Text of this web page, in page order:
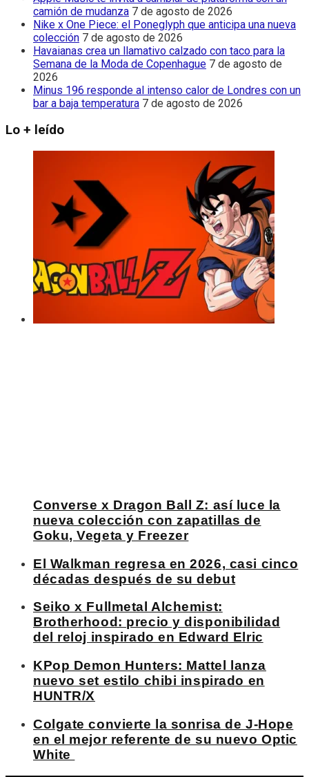
camión de mudanza 7 de agosto de 2026
Nike x One Piece: el Poneglyph que anticipa una nueva
colección 7 de agosto de 2026
Havaianas crea un llamativo calzado con taco para la
Semana de la Moda de Copenhague 7 de agosto de
2026
Minus 196 responde al intenso calor de Londres con un
bar a baja temperatura 7 de agosto de 2026
Lo + leído
Converse x Dragon Ball Z: así luce la
nueva colección con zapatillas de
Goku, Vegeta y Freezer
El Walkman regresa en 2026, casi cinco
décadas después de su debut
Seiko x Fullmetal Alchemist:
Brotherhood: precio y disponibilidad
del reloj inspirado en Edward Elric
KPop Demon Hunters: Mattel lanza
nuevo set estilo chibi inspirado en
HUNTR/X
Colgate convierte la sonrisa de J-Hope
en el mejor referente de su nuevo Optic
White